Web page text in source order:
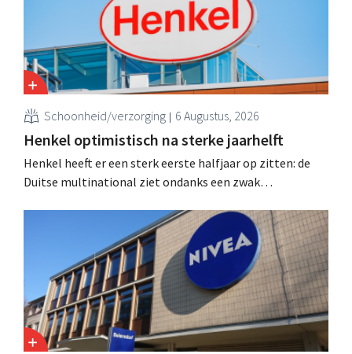
Schoonheid/verzorging 6 Augustus, 2026
Henkel optimistisch na sterke jaarhelft
Henkel heeft er een sterk eerste halfjaar op zitten: de
Duitse multinational ziet ondanks een zwak
haarverzorging en wasmiddelen en voert de
overnameactiviteiten op.